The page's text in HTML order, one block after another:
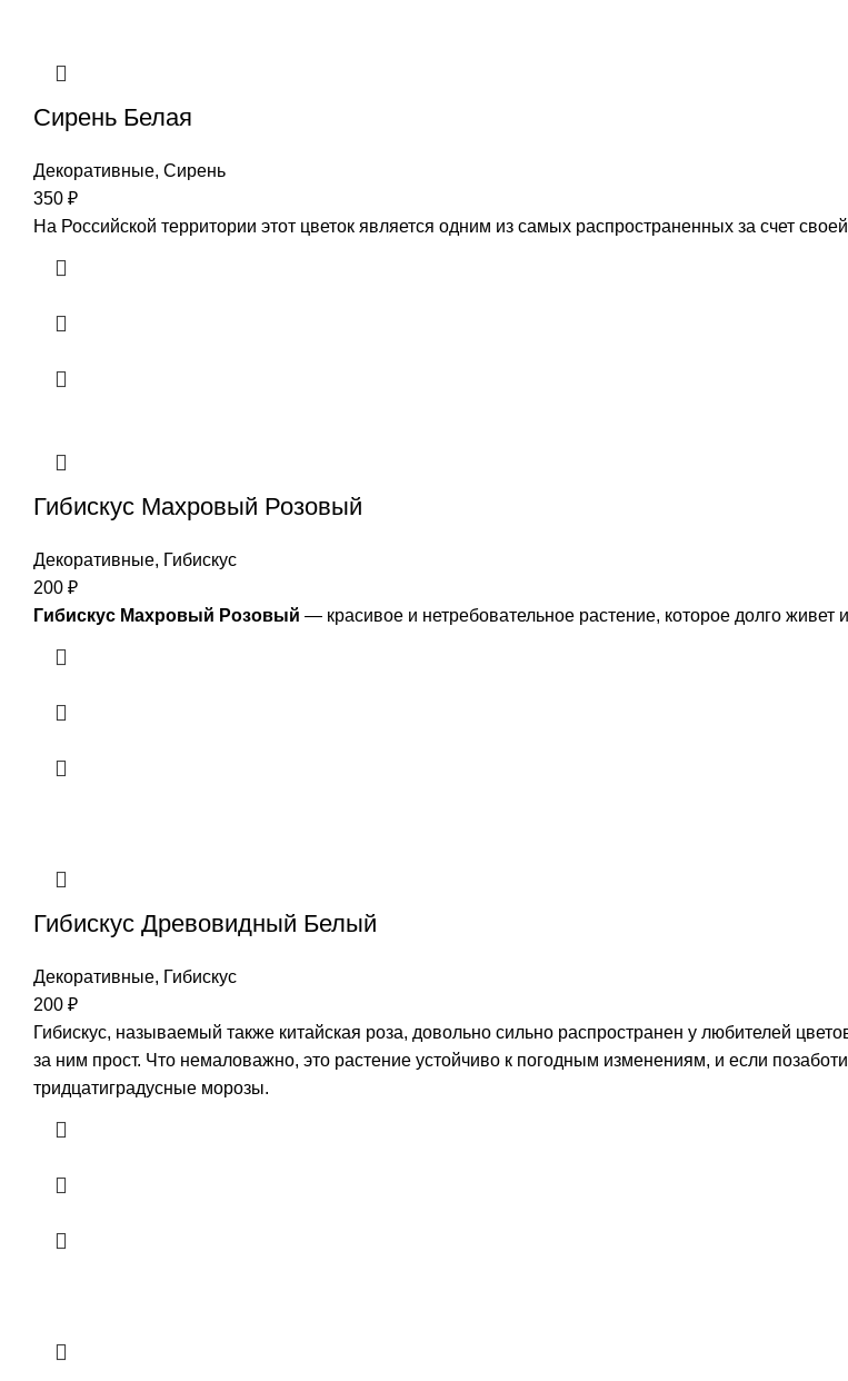
Сирень Белая
Декоративные, Сирень
350 ₽
На Российской территории этот цветок является одним из самых распространенных за счет
Гибискус Махровый Розовый
Декоративные, Гибискус
200 ₽
Гибискус Махровый Розовый — красивое и нетребовательное растение, которое долго
Гибискус Древовидный Белый
Декоративные, Гибискус
200 ₽
Гибискус, называемый также китайская роза, довольно сильно распространен у любителей
за ним прост. Что немаловажно, это растение устойчиво к погодным изменениям, и если
тридцатиградусные морозы.